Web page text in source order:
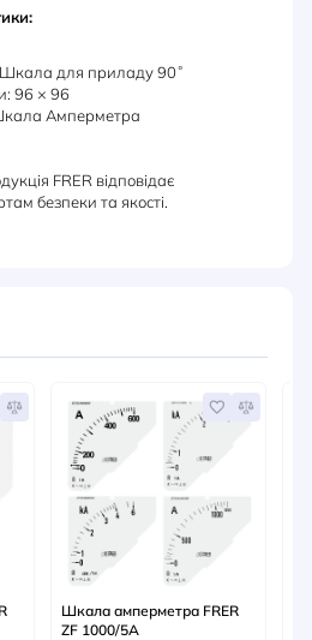
для приладу 90˚
96 × 96
Амперметра
FRER відповідає
безпеки та якості.
Шкала амперметра FRER
ZF 1000/5A